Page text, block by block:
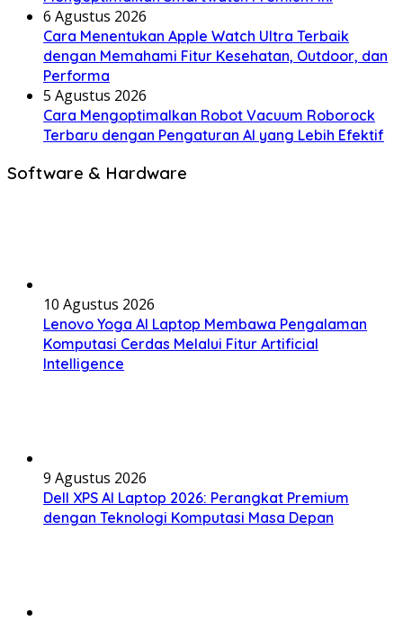
6 Agustus 2026
Cara Menentukan Apple Watch Ultra Terbaik
dengan Memahami Fitur Kesehatan, Outdoor, dan
Performa
5 Agustus 2026
Cara Mengoptimalkan Robot Vacuum Roborock
Terbaru dengan Pengaturan AI yang Lebih Efektif
Software & Hardware
10 Agustus 2026
Lenovo Yoga AI Laptop Membawa Pengalaman
Komputasi Cerdas Melalui Fitur Artificial
Intelligence
9 Agustus 2026
Dell XPS AI Laptop 2026: Perangkat Premium
dengan Teknologi Komputasi Masa Depan